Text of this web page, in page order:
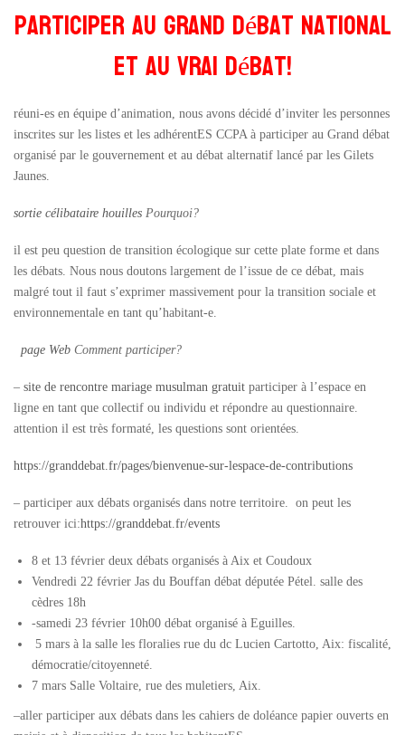
Participer au Grand débat national
et au Vrai débat!
réuni-es en équipe d’animation, nous avons décidé d’inviter les personnes
inscrites sur les listes et les adhérentES CCPA à participer au Grand débat
organisé par le gouvernement et au débat alternatif lancé par les Gilets
Jaunes.
sortie célibataire houilles Pourquoi?
il est peu question de transition écologique sur cette plate forme et dans
les débats. Nous nous doutons largement de l’issue de ce débat, mais
malgré tout il faut s’exprimer massivement pour la transition sociale et
environnementale en tant qu’habitant-e.
page Web Comment participer?
– site de rencontre mariage musulman gratuit participer à l’espace en
ligne en tant que collectif ou individu et répondre au questionnaire.
attention il est très formaté, les questions sont orientées.
https://granddebat.fr/pages/bienvenue-sur-lespace-de-contributions
– participer aux débats organisés dans notre territoire. on peut les
retrouver ici:https://granddebat.fr/events
8 et 13 février deux débats organisés à Aix et Coudoux
Vendredi 22 février Jas du Bouffan débat députée Pétel. salle des
cèdres 18h
-samedi 23 février 10h00 débat organisé à Eguilles.
5 mars à la salle les floralies rue du dc Lucien Cartotto, Aix: fiscalité,
démocratie/citoyenneté.
7 mars Salle Voltaire, rue des muletiers, Aix.
–aller participer aux débats dans les cahiers de doléance papier ouverts en